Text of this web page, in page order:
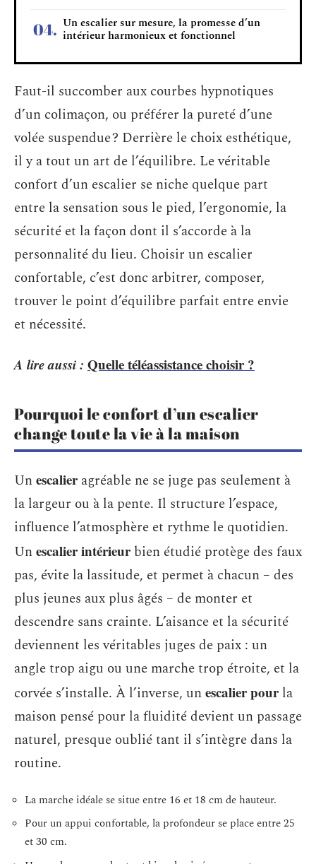
Un escalier sur mesure, la promesse d’un
intérieur harmonieux et fonctionnel
Faut-il succomber aux courbes hypnotiques
d’un colimaçon, ou préférer la pureté d’une
volée suspendue ? Derrière le choix esthétique,
il y a tout un art de l’équilibre. Le véritable
confort d’un escalier se niche quelque part
entre la sensation sous le pied, l’ergonomie, la
sécurité et la façon dont il s’accorde à la
personnalité du lieu. Choisir un escalier
confortable, c’est donc arbitrer, composer,
trouver le point d’équilibre parfait entre envie
et nécessité.
A lire aussi : Quelle téléassistance choisir ?
Pourquoi le confort d’un escalier
change toute la vie à la maison
Unescalieragréable ne se juge pas seulement à
la largeur ou à la pente. Il structure l’espace,
influence l’atmosphère et rythme le quotidien.
Unescalier intérieurbien étudié protège des faux
pas, évite la lassitude, et permet à chacun – des
plus jeunes aux plus âgés – de monter et
descendre sans crainte. L’aisance et la sécurité
deviennent les véritables juges de paix : un
angle trop aigu ou une marche trop étroite, et la
corvée s’installe. À l’inverse, unescalier pourla
maison pensé pour la fluidité devient un passage
naturel, presque oublié tant il s’intègre dans la
routine.
La marche idéale se situe entre 16 et 18 cm de hauteur.
Pour un appui confortable, la profondeur se place entre 25
et 30 cm.